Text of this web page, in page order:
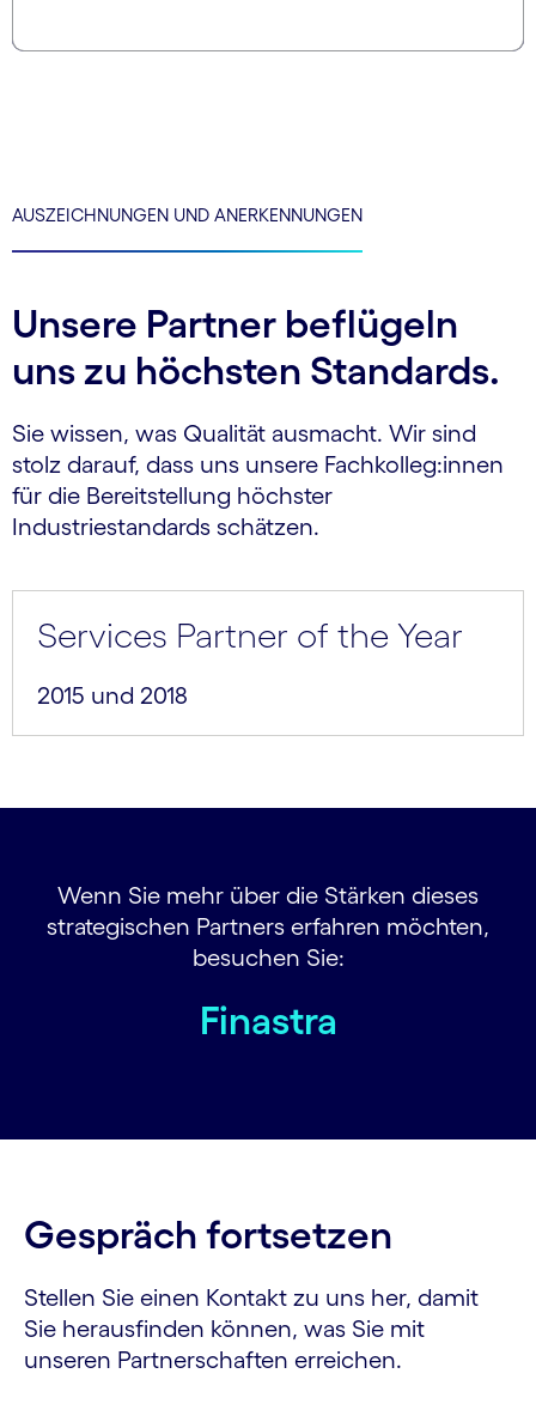
AUSZEICHNUNGEN UND ANERKENNUNGEN
Unsere Partner beflügeln
uns zu höchsten Standards.
Sie wissen, was Qualität ausmacht. Wir sind
stolz darauf, dass uns unsere Fachkolleg:innen
für die Bereitstellung höchster
Industriestandards schätzen.
Services Partner of the Year
2015 und 2018
Wenn Sie mehr über die Stärken dieses
strategischen Partners erfahren möchten,
besuchen Sie:
Finastra
Gespräch fortsetzen
Stellen Sie einen Kontakt zu uns her, damit
Sie herausfinden können, was Sie mit
unseren Partnerschaften erreichen.